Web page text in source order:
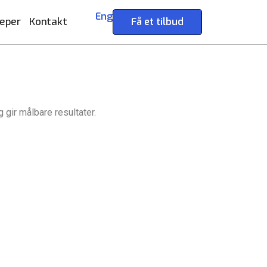
Kontakt Eng Få et tilbud
tilstedeværelse på nett i
Klar til å gjøre ideen din om til en kraftfull
målbare resultater.